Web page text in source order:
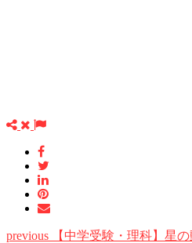
previous 【中学受験・理科】星